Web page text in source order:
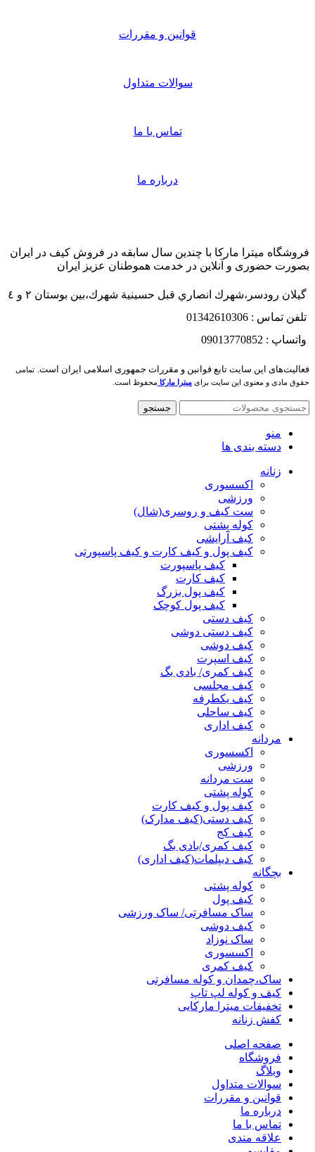
قوانین و مقررات
سوالات متداول
تماس با ما
درباره ما
فروشگاه میترا مارکا با چندین سال سابقه در فروش کیف در ایران
بصورت حضوری و آنلاین در خدمت هموطنان عزیز ایران
گيلان رودسر،شهرك انصاري قبل حسينية شهرك،بين بوستان ٢ و ٤
تلفن تماس : 01342610306
واتساپ : 09013770852
فعاليت‌های اين سايت تابع قوانين و مقررات جمهوری اسلامی ايران است. تمامی
حقوق مادی و معنوی این سایت برای میترا مارکا محفوظ است.
جستجو
منو
دسته بندی ها
زنانه
اکسسوری
ورزشی
ست کیف و روسری(شال)
کوله پشتی
کیف آرایشی
کیف پول و کیف کارت و کیف پاسپورتی
کیف پاسپورت
کیف کارت
کیف پول بزرگ
کیف پول کوچک
کیف دستی
کیف دستی دوشی
کیف دوشی
کیف اسپرت
کیف کمری/ بادی بگ
کیف مجلسی
کیف یکطرفه
کیف ساحلی
کیف اداری
مردانه
اکسسوری
ورزشی
ست مردانه
کوله پشتی
کیف پول و کیف کارت
کیف دستی(کیف مدارک)
کیف کج
کیف کمری/بادی بگ
کیف دیپلمات(کیف اداری)
بچگانه
کوله پشتی
کیف پول
ساک مسافرتی/ ساک ورزشی
کیف دوشی
ساک نوزاد
اکسسوری
کیف کمری
ساک،چمدان و کوله مسافرتی
کیف و کوله لپ تاپ
تخفیفات میترا مارکایی
کفش زنانه
صفحه اصلی
فروشگاه
وبلاگ
سوالات متداول
قوانین و مقررات
درباره ما
تماس با ما
علاقه مندی